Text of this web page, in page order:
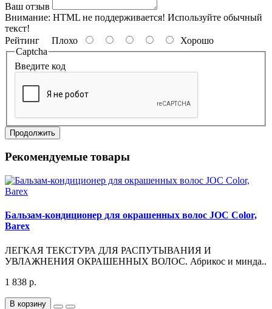
Ваш отзыв
Внимание: HTML не поддерживается! Используйте обычный
текст!
Рейтинг Плохо
Хорошо
Captcha
Введите код
Продолжить
Рекомендуемые товары
Бальзам-кондиционер для окрашенных волос JOC Color,
Barex
ЛЕГКАЯ ТЕКСТУРА ДЛЯ РАСПУТЫВАНИЯ И
УВЛАЖНЕНИЯ ОКРАШЕННЫХ ВОЛОС. Абрикос и минда..
1 838 р.
В корзину